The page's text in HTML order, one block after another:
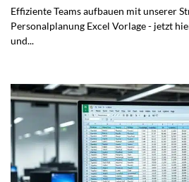
Effiziente Teams aufbauen mit unserer
Personalplanung Excel Vorlage - jetzt
und...